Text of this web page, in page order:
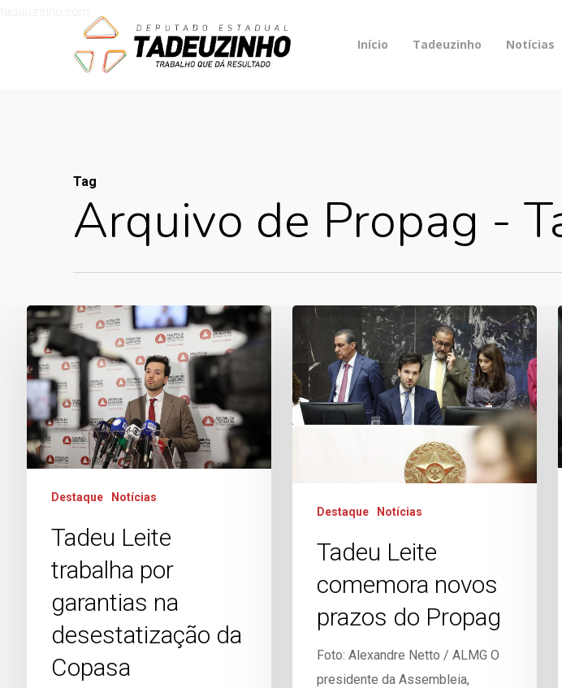
Início Tadeuzinho Notícias
Tag
Arquivo de Propag -
Destaque Notícias
Tadeu Leite
trabalha por
garantias na
desestatização da
Copasa
Destaque Notícias
Tadeu Leite
comemora novos
prazos do Propag
Foto: Alexandre Netto / ALMG O
presidente da Assembleia,